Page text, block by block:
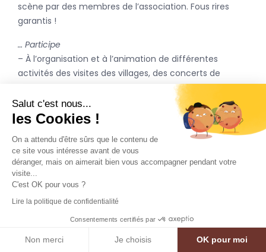
Salut c'est nous...
les Cookies !
On a attendu d'être sûrs que le contenu de
ce site vous intéresse avant de vous
déranger, mais on aimerait bien vous accompagner pendant votre
visite...
C'est OK pour vous ?
Lire la politique de confidentialité
Consentements certifiés par
Non merci Je choisis OK pour moi
scène par des membres de l’association. Fous rires
garantis !
… Participe
– À l’organisation et à l’animation de différentes
activités des visites des villages, des concerts de
– À la rénovation du moulin Hébrard
… Édite
– Un recueil des expressions et locutions en patois
local « DE QUE DISES ».
– Un livre « De Malavetula à Chastel-Nouvel »
– Un livre sur les pierres du Chastel qui met en valeur
les richesses minérales de notre patrimoine.
– Un livret touristique « Chemin faisant » qui vous